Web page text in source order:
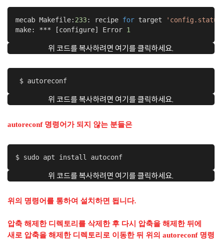
mecab Makefile: 233: recipe for target
make: *** [configure] Error 1
위 코드를 복사하려면 여기를 클릭하세요.
$ autoreconf
위 코드를 복사하려면 여기를 클릭하세요.
autoreconf 명령어가 되지 않는 분들은
$ sudo apt install autoconf
위 코드를 복사하려면 여기를 클릭하세요.
위의 명령어를 통하여 설치하면 됩니다.
압축 해제한 디렉토리를 삭제한 후 다시 압축을 해제한 뒤에
새로 압축을 해제한 디렉토리로 이동한 뒤 위의 autoreconf 명령